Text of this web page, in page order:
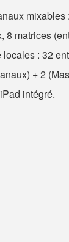
mixables
8 matrices
locales : 32
+ 2
intégré.